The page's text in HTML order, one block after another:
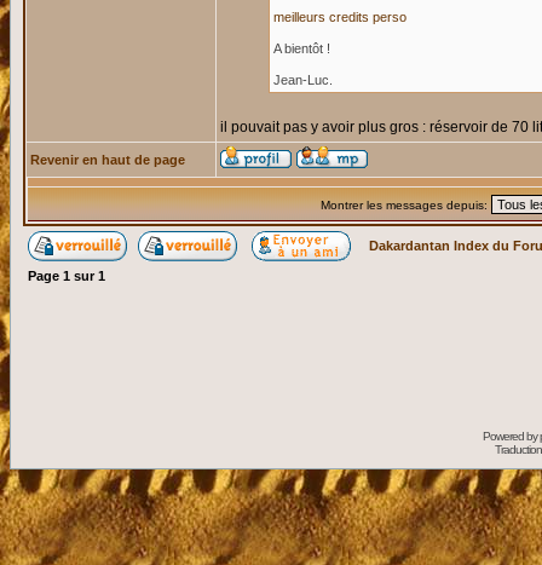
meilleurs credits perso
A bientôt !
Jean-Luc.
il pouvait pas y avoir plus gros : réservoir de 70
Revenir en haut de page
Montrer les messages depuis:
Dakardantan Index du
Page 1 sur1
Powered by